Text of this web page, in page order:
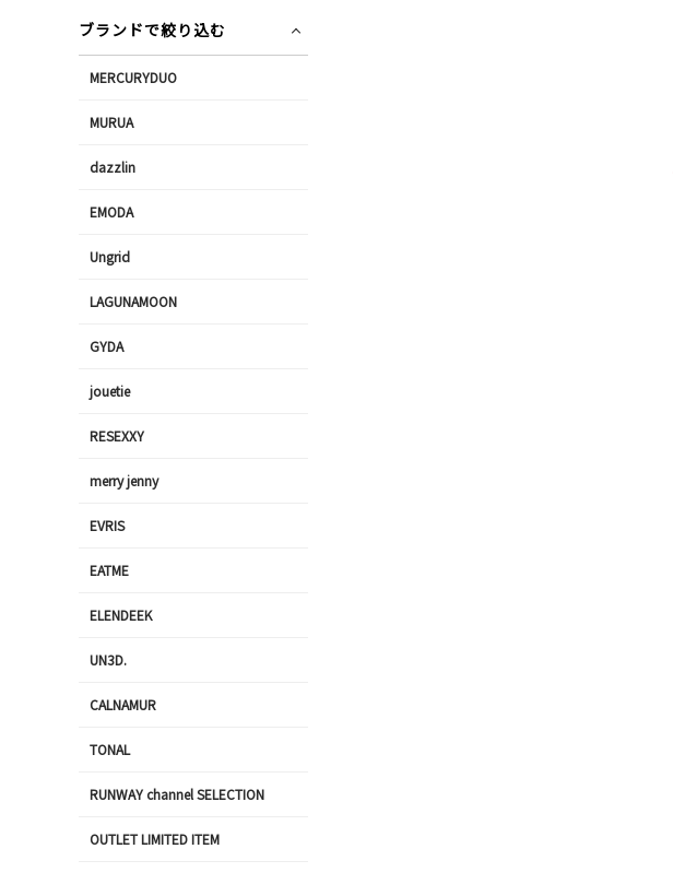
ブランドで絞り込む
MERCURYDUO
MURUA
dazzlin
EMODA
Ungrid
LAGUNAMOON
GYDA
jouetie
RESEXXY
merry jenny
EVRIS
EATME
ELENDEEK
UN3D.
CALNAMUR
TONAL
RUNWAY channel SELECTION
OUTLET LIMITED ITEM